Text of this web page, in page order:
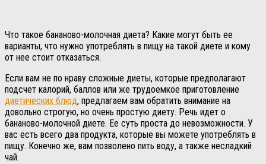
Что такое бананово-молочная диета? Какие могут быть ее
варианты, что нужно употреблять в пищу на такой диете и кому
от нее стоит отказаться.
Если вам не по нраву сложные диеты, которые предполагают
подсчет калорий, баллов или же трудоемкое приготовление
диетических блюд, предлагаем вам обратить внимание на
довольно строгую, но очень простую диету. Речь идет о
бананово-молочной диете. Ее суть проста до невозможности. У
вас есть всего два продукта, которые вы можете употреблять в
пищу. Конечно же, вам позволено пить воду, а также несладкий
чай.